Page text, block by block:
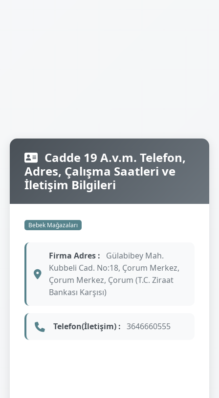
Cadde 19 A.v.m. Telefon,
Adres, Çalışma Saatleri ve
İletişim Bilgileri
Bebek Mağazaları
Firma Adres :
Gülabibey Mah.
Kubbeli Cad. No:18, Çorum Merkez,
Çorum Merkez, Çorum (T.C. Ziraat
Bankası Karşısı)
Telefon(İletişim) : 3646660555